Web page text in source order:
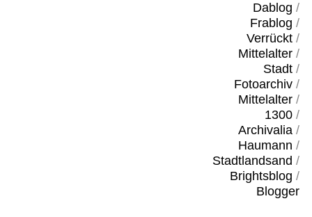
Dablog /
Frablog /
Verrückt/
Mittelalter/
Stadt/
Fotoarchiv/
Mittelalter/
1300/
Archivalia/
Haumann /
Stadtlandsand /
Brightsblog /
Blogger